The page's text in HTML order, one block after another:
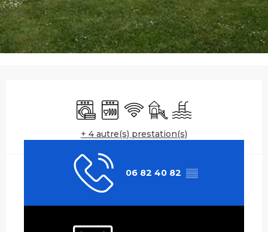
Lave lingeLave vaisselle
WiFi Jeux pour enfants /
Piscine
+ 4 autre(s) prestation(s)
06 82 40 82 ▒▒